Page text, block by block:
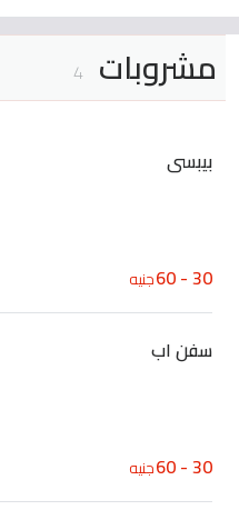
مشروبات 4
بيبسى
30 - 60 جنيه
سفن اب
30 - 60 جنيه